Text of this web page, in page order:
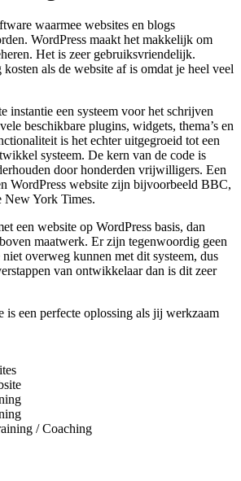
waarmee websites en blogs
WordPress maakt het makkelijk om
Het is zeer gebruiksvriendelijk.
als de website af is omdat je heel veel
instantie een systeem voor het schrijven
beschikbare plugins, widgets, thema’s en
is het echter uitgegroeid tot een
systeem. De kern van de code is
door honderden vrijwilligers. Een
WordPress website zijn bijvoorbeeld BBC,
New York Times.
een website op WordPress basis, dan
maatwerk. Er zijn tegenwoordig geen
overweg kunnen met dit systeem, dus
van ontwikkelaar dan is dit zeer
is een perfecte oplossing als jij werkzaam
/ Coaching